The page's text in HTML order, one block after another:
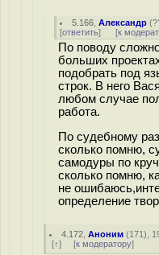
5.166 ,Александр (
[ответить] [к
По поводу
больших
подобрать под
строк. В него
любом случае
работа.
По судебному
сколько помню,
самодуры по
сколько помню,
не
определение
4.172 ,Аноним (171),
[↑] [к модератору]